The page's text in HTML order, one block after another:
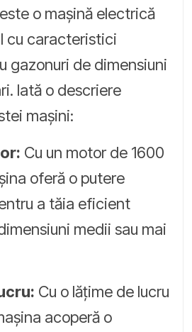
o mașină electrică
cu caracteristici
gazonuri de dimensiuni
Iată o descriere
mașini:
Cu un motor de 1600
oferă o putere
a tăia eficient
medii sau mai
Cu o lățime de lucru
acoperă o